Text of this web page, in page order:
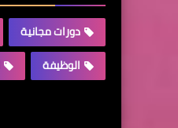
دورات مجانية
الوظيفة